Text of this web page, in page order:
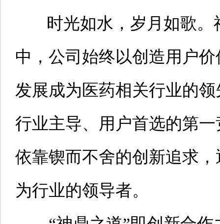
时光如水，岁月如歌
中，公司始终以创造用户
发展成为医药相关行业的
行业主导、用户首选的第
依靠锲而不舍的创新追求
为行业的领导者。